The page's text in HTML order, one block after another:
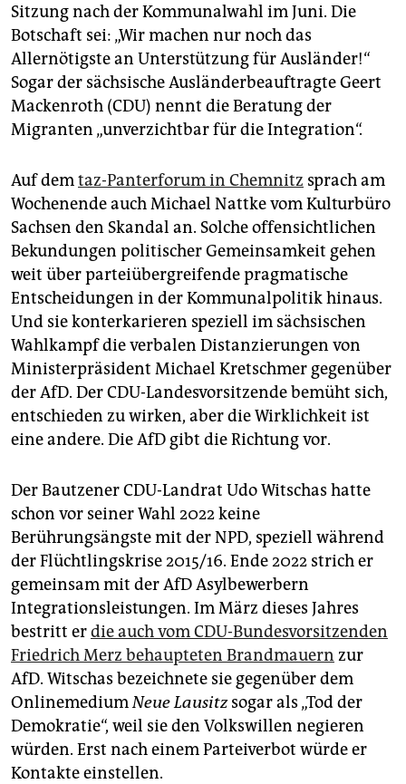
Sitzung nach der Kommunalwahl im Juni. Die
Botschaft sei: „Wir machen nur noch das
Allernötigste an Unterstützung für Ausländer!“
Sogar der sächsische Ausländerbeauftragte Geert
Mackenroth (CDU) nennt die Beratung der
Migranten „unverzichtbar für die Integration“.
Auf demtaz-Panterforum in Chemnitz sprach am
Wochenende auch Michael Nattke vom Kulturbüro
Sachsen den Skandal an. Solche offensichtlichen
Bekundungen politischer Gemeinsamkeit gehen
weit über parteiübergreifende pragmatische
Entscheidungen in der Kommunalpolitik hinaus.
Und sie konterkarieren speziell im sächsischen
Wahlkampf die verbalen Distanzierungen von
Ministerpräsident Michael Kretschmer gegenüber
der AfD. Der CDU-Landesvorsitzende bemüht sich,
entschieden zu wirken, aber die Wirklichkeit ist
eine andere. Die AfD gibt die Richtung vor.
Der Bautzener CDU-Landrat Udo Witschas hatte
schon vor seiner Wahl 2022 keine
Berührungsängste mit der NPD, speziell während
der Flüchtlingskrise 2015/16. Ende 2022 strich er
gemeinsam mit der AfD Asylbewerbern
Integrationsleistungen. Im März dieses Jahres
bestritt erdie auch vom CDU-Bundesvorsitzenden
Friedrich Merz behaupteten Brandmauern zur
AfD. Witschas bezeichnete sie gegenüber dem
OnlinemediumNeue Lausitzsogar als „Tod der
Demokratie“, weil sie den Volkswillen negieren
würden. Erst nach einem Parteiverbot würde er
Kontakte einstellen.